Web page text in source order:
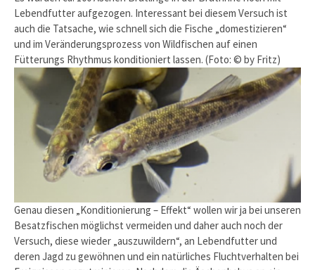
Lebendfutter aufgezogen. Interessant bei diesem Versuch ist
auch die Tatsache, wie schnell sich die Fische „domestizieren“
und im Veränderungsprozess von Wildfischen auf einen
Fütterungs Rhythmus konditioniert lassen. (Foto: © by Fritz)
Genau diesen „Konditionierung – Effekt“ wollen wir ja bei unseren
Besatzfischen möglichst vermeiden und daher auch noch der
Versuch, diese wieder „auszuwildern“, an Lebendfutter und
deren Jagd zu gewöhnen und ein natürliches Fluchtverhalten bei